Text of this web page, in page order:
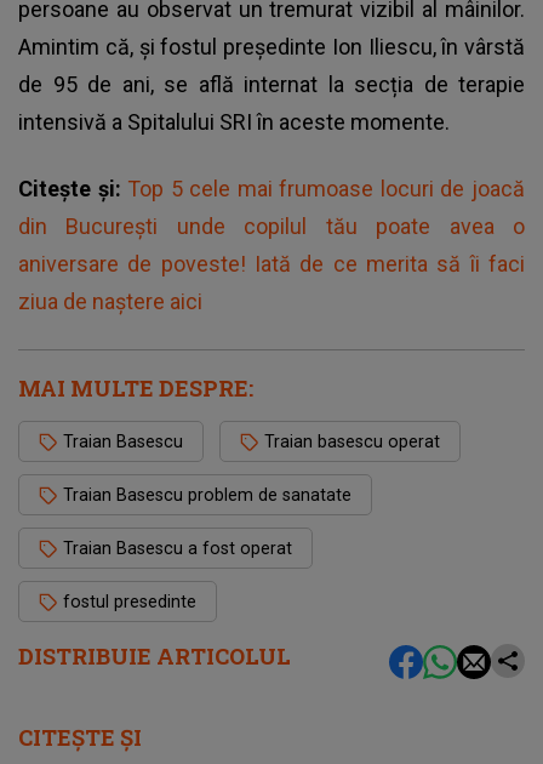
DISTRIBUIE ARTICOLUL
persoane au observat un tremurat vizibil al mâinilor.
Amintim că, și fostul președinte Ion Iliescu, în vârstă
de 95 de ani, se află internat la secția de terapie
intensivă a Spitalului SRI în aceste momente.
Citește și: Top 5 cele mai frumoase locuri de joacă
din București unde copilul tău poate avea o
aniversare de poveste! Iată de ce merita să îi faci
ziua de naștere aici
MAI MULTE DESPRE:
Traian Basescu Traian basescu operat
Traian Basescu problem de sanatate
Traian Basescu a fost operat
fostul presedinte
CITEȘTE ȘI